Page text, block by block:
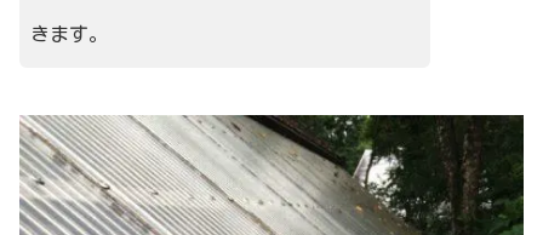
きます。